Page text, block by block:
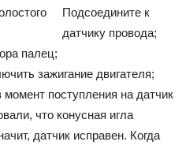
Подсоедините к
датчику провода;
палец;
зажигание двигателя;
поступления на датчик
что конусная игла
датчик исправен. Когда